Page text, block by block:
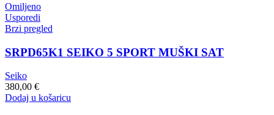
Omiljeno
Usporedi
Brzi pregled
SRPD65K1 SEIKO 5 SPORT MUŠKI SAT
Seiko
380,00 €
Dodaj u košaricu